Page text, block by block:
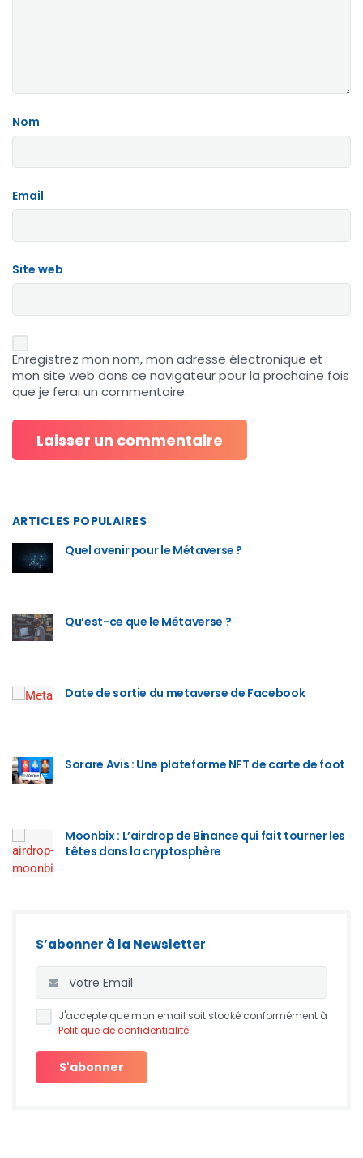
Nom
Email
Site web
Enregistrez mon nom, mon adresse électronique et
mon site web dans ce navigateur pour la prochaine fois
que je ferai un commentaire.
ARTICLES POPULAIRES
Quel avenir pour le Métaverse ?
Qu’est-ce que le Métaverse ?
Date de sortie du metaverse de Facebook
Sorare Avis : Une plateforme NFT de carte de foot
Moonbix : L’airdrop de Binance qui fait tourner les
têtes dans la cryptosphère
S’abonner à la Newsletter
J'accepte que mon email soit stocké conformément à
Politique de confidentialité